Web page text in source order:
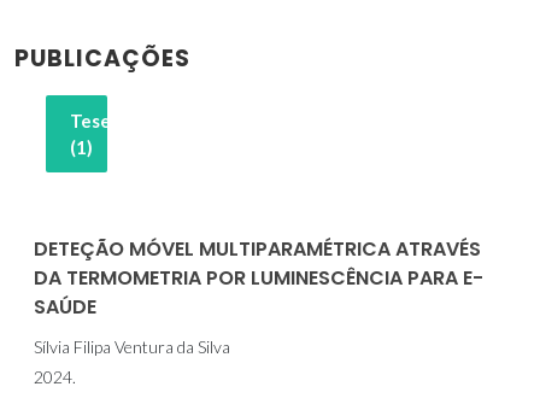
PUBLICAÇÕES
Teses
(1)
DETEÇÃO MÓVEL MULTIPARAMÉTRICA ATRAVÉS
DA TERMOMETRIA POR LUMINESCÊNCIA PARA E-
SAÚDE
Sílvia Filipa Ventura da Silva
2024.